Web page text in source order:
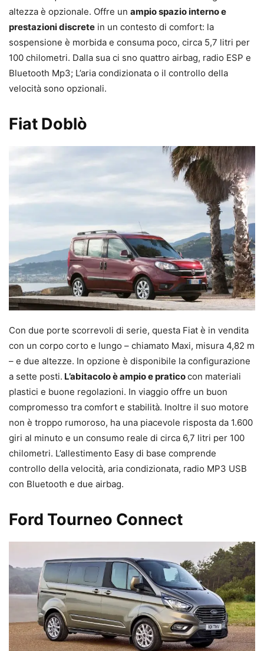
altezza è opzionale. Offre un ampio spazio interno e
prestazioni discrete in un contesto di comfort: la
sospensione è morbida e consuma poco, circa 5,7 litri per
100 chilometri. Dalla sua ci sno quattro airbag, radio ESP e
Bluetooth Mp3; L’aria condizionata o il controllo della
velocità sono opzionali.
Fiat Doblò
Con due porte scorrevoli di serie, questa Fiat è in vendita
con un corpo corto e lungo – chiamato Maxi, misura 4,82 m
– e due altezze. In opzione è disponibile la configurazione
a sette posti. L’abitacolo è ampio e praticocon materiali
plastici e buone regolazioni. In viaggio offre un buon
compromesso tra comfort e stabilità. Inoltre il suo motore
non è troppo rumoroso, ha una piacevole risposta da 1.600
giri al minuto e un consumo reale di circa 6,7 litri per 100
chilometri. L’allestimento Easy di base comprende
controllo della velocità, aria condizionata, radio MP3 USB
con Bluetooth e due airbag.
Ford Tourneo Connect